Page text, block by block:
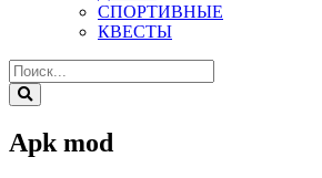
СПОРТИВНЫЕ
КВЕСТЫ
Apk mod